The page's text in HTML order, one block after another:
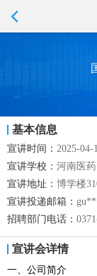
基本信息
宣讲时间： 2025-04-
宣讲学校： 河南医
宣讲地址： 博学楼
宣讲投递邮箱：
招聘部门电话：
宣讲会详情
一、公司简介‌